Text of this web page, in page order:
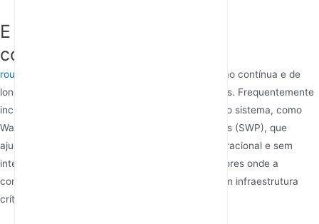
E quanto à estabilidade e
confiabilidade?
routers industriais 5G
são projetados para operação contínua e de
longo prazo em ambientes industriais desafiadores. Frequentemente
incluem recursos de proteção e monitoramento do sistema, como
Watchdog Timer (WDT) e Self-Protection Features (SWP), que
ajudam a garantir que o roteador permaneça operacional e sem
interrupções. Esses recursos são cruciais em setores onde a
continuidade operacional é fundamental, como em infraestrutura
crítica e gestão de energia.